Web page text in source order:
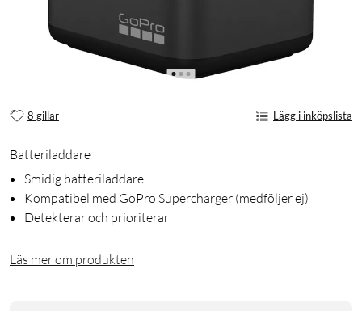
8 gillar Lägg i inköpslista
Batteriladdare
Smidig batteriladdare
Kompatibel med GoPro Supercharger (medföljer ej)
Detekterar och prioriterar
Läs mer om produkten